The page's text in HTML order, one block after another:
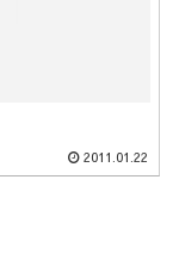
2011.01.22